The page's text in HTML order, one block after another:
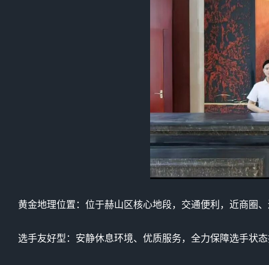
黄金地理位置：位于赫山区核心地段，交通便利，近商圈
选手友好型：安静休息环境、优质服务，全力保障选手状